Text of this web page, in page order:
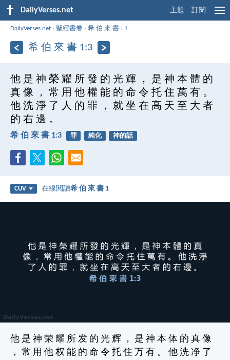
DailyVerses.net 主題 訂閱
DailyVerses.net ›聖經書卷 ›希 伯 來 書 › 1
希 伯 來 書 1:3
他 是 神 榮 耀 所 發 的 光 輝 ， 是 神 本 體 的
真 像 ， 常 用 他 權 能 的 命 令 托 住 萬 有 。
他 洗 淨 了 人 的 罪 ， 就 坐 在 高 天 至 大 者
的 右 邊 。
希 伯 來 書 1:3 罪 純化 神的話
CUV 在線閱讀希 伯 來 書 1
他 是 神 荣 耀 所 发 的 光 辉 ， 是 神 本 体 的 真 像
， 常 用 他 权 能 的 命 令 托 住 万 有 。 他 洗 净 了